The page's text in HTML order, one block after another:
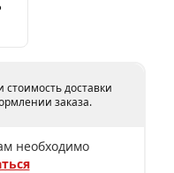
доставки
заказа.
необходимо